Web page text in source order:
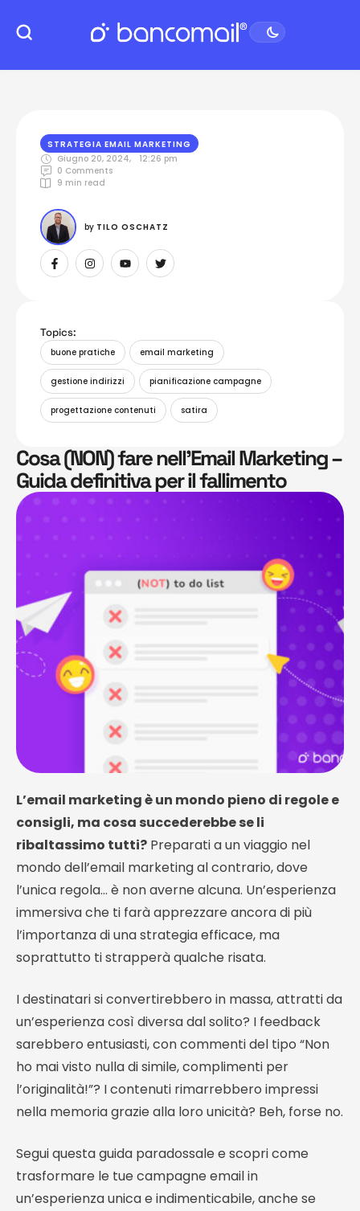
STRATEGIA EMAIL MARKETING
Giugno 20, 2024,
12:26 pm
0 Comments
9 min read
by TILO OSCHATZ
Topics:
buone pratiche email marketing
gestione indirizzi pianificazione campagne
progettazione contenuti satira
Cosa (NON) fare nell’Email Marketing –
Guida definitiva per il fallimento
L’email marketing è un mondo pieno di regole e
consigli, ma cosa succederebbe se li
ribaltassimo tutti? Preparati a un viaggio nel
mondo dell’email marketing al contrario, dove
l’unica regola… è non averne alcuna. Un’esperienza
immersiva che ti farà apprezzare ancora di più
l’importanza di una strategia efficace, ma
soprattutto ti strapperà qualche risata.
I destinatari si convertirebbero in massa, attratti da
un’esperienza così diversa dal solito? I feedback
sarebbero entusiasti, con commenti del tipo “Non
ho mai visto nulla di simile, complimenti per
l’originalità!”? I contenuti rimarrebbero impressi
nella memoria grazie alla loro unicità? Beh, forse no.
Segui questa guida paradossale e scopri come
trasformare le tue campagne email in
un’esperienza unica e indimenticabile, anche se